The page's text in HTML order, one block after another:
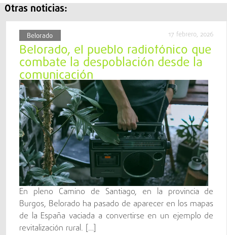
Otras noticias:
Belorado 17 febrero, 2026
Belorado, el pueblo radiofónico que
combate la despoblación desde la
comunicación
En pleno Camino de Santiago, en la provincia de
Burgos, Belorado ha pasado de aparecer en los mapas
de la España vaciada a convertirse en un ejemplo de
revitalización rural. […]